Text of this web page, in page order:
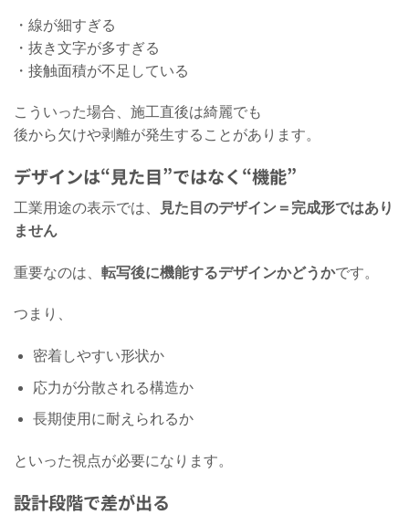
・線が細すぎる
・抜き文字が多すぎる
・接触面積が不足している
こういった場合、施工直後は綺麗でも
後から欠けや剥離が発生することがあります。
デザインは“見た目”ではなく“機能”
工業用途の表示では、
見た目のデザイン＝完成形ではあり
ません
重要なのは、 転写後に機能するデザインかどうかです。
つまり、
密着しやすい形状か
応力が分散される構造か
長期使用に耐えられるか
といった視点が必要になります。
設計段階で差が出る